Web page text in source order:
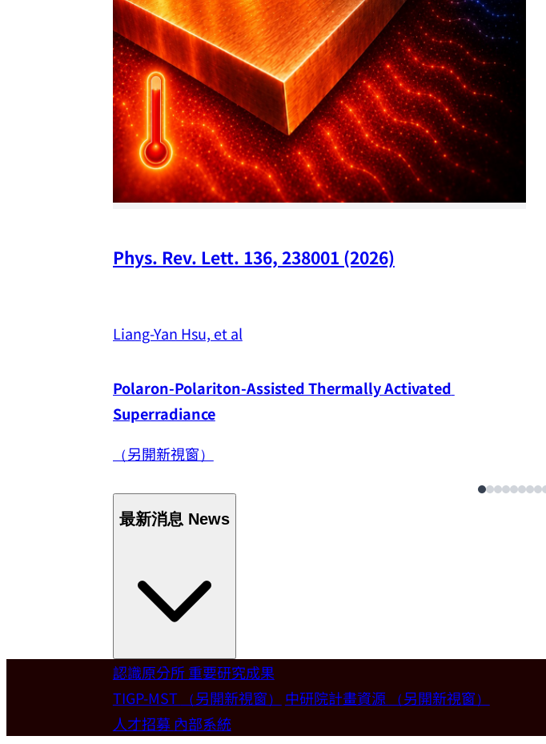
Phys. Rev. Lett. 136, 238001 (2026)
Liang-Yan Hsu, et al
Polaron-Polariton-Assisted Thermally Activated
Superradiance
（另開新視窗）
最新消息 News
Welcome
歡迎本所新聘合聘研究員陳俊維特聘教授 (國立台灣大學材料科學
認識原分所重要研究成果
TIGP-MST （另開新視窗） 中研院計畫資源 （另開新視窗）
人才招募 內部系統